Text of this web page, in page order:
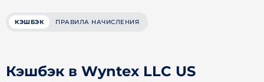
КЭШБЭК ПРАВИЛА НАЧИСЛЕНИЯ
Кэшбэк в Wyntex LLC US